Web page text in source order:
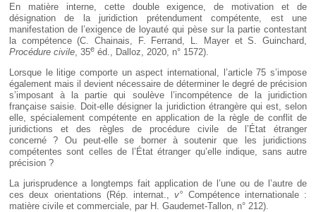
En matière interne, cette double exigence, de motivation et de
désignation de la juridiction prétendument compétente, est une
manifestation de l’exigence de loyauté qui pèse sur la partie contestant
la compétence (C. Chainais, F. Ferrand, L. Mayer et S. Guinchard,
Procédure civile , 35e éd., Dalloz, 2020, n° 1572).
Lorsque le litige comporte un aspect international, l’article 75 s’impose
également mais il devient nécessaire de déterminer le degré de précision
s’imposant à la partie qui soulève l’incompétence de la juridiction
française saisie. Doit-elle désigner la juridiction étrangère qui est, selon
elle, spécialement compétente en application de la règle de conflit de
juridictions et des règles de procédure civile de l’État étranger
concerné ? Ou peut-elle se borner à soutenir que les juridictions
compétentes sont celles de l’État étranger qu’elle indique, sans autre
précision ?
La jurisprudence a longtemps fait application de l’une ou de l’autre de
ces deux orientations (Rép. internat.,v° Compétence internationale :
matière civile et commerciale, par H. Gaudemet-Tallon, n° 212).